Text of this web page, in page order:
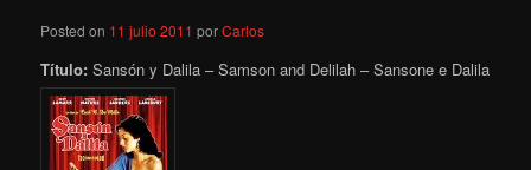
Posted on 11 julio 2011 porCarlos
Título: Sansón y Dalila – Samson and Delilah – Sansone e Dalila